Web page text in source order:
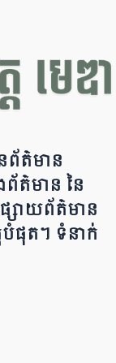
ព័ត៌មាន​
ត៌មាន នៃ​​​​
សាយព័​ត៌​មា​​​​ន
បំ​ផុត។ ទំនាក់